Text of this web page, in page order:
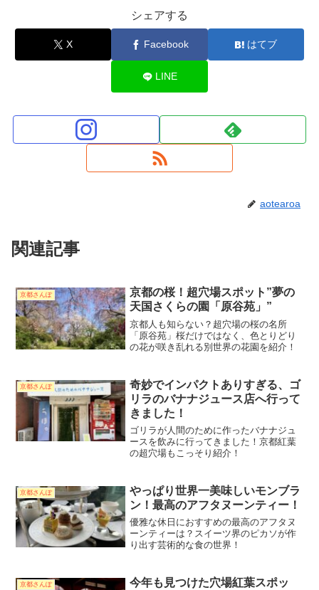
シェアする
X Facebook はてブ
LINE
aotearoa
関連記事
京都さんぽ
京都の桜！超穴場スポット”夢の
天国さくらの園「原谷苑」”
京都人も知らない？超穴場の桜の名所
「原谷苑」桜だけではなく、色とりどり
の花が咲き乱れる別世界の花園を紹介！
京都さんぽ
奇妙でインパクトありすぎる、ゴ
リラのバナナジュース店へ行って
きました！
ゴリラが人間のために作ったバナナジュ
ースを飲みに行ってきました！京都紅葉
の超穴場もこっそり紹介！
京都さんぽ
やっぱり世界一美味しいモンブラ
ン！最高のアフタヌーンティー！
優雅な休日におすすめの最高のアフタヌ
ーンティーは？スイーツ界のピカソが作
り出す芸術的な食の世界！
京都さんぽ
今年も見つけた穴場紅葉スポッ